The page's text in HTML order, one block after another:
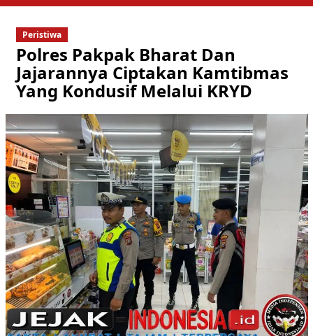
Peristiwa
Polres Pakpak Bharat Dan
Jajarannya Ciptakan Kamtibmas
Yang Kondusif Melalui KRYD